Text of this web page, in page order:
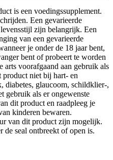
is een voedingssupplement.
Een gevarieerde
zijn belangrijk. Een
van een gevarieerde
je onder de 18 jaar bent,
bent of probeert te worden
arts voorafgaand aan gebruik als
niet bij hart- en
diabetes, glaucoom, schildklier-,
gebruik als er ongewenste
dit product en raadpleeg je
kinderen bewaren.
van dit product zijn mogelijk.
seal ontbreekt of open is.